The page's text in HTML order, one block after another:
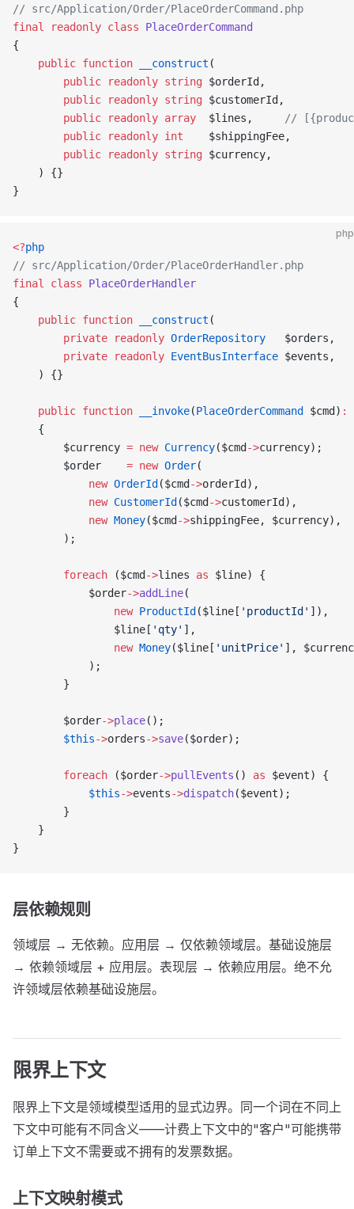
// src/Application/Order/PlaceOrderCommand.php
final
readonly class PlaceOrderCommand
{
    public
function __construct (
        public
readonly string $orderId,
        public
readonly string $customerId,
        public
readonly array
  $lines,
//
        public
readonly int
    $shippingFee,
        public
readonly string $currency,
    ) {}
}
php
<?php
// src/Application/Order/PlaceOrderHandler.php
final
class PlaceOrderHandler
{
    public
function __construct (
        private
readonly OrderRepository
   $orders,
        private
readonly EventBusInterface $events,
    ) {}
    public
function __invoke(PlaceOrderCommand $cmd) :
    {
        $currency
= new Currency($cmd ->currency);
        $order
= new Order(
            new
OrderId ($cmd ->orderId),
            new
CustomerId ($cmd ->customerId),
            new
Money($cmd ->shippingFee, $currency),
        );
        foreach
($cmd ->lines as $line) {
            $order
->addLine(
                new
ProductId ($line[ 'productId' ]),
                $line[
'qty' ],
                new
Money($line[ 'unitPrice' ],
            );
        }
        $order
->place();
        $this
->orders->save($order);
        foreach
($order->pullEvents () as $event) {
            $this
->events->dispatch($event);
        }
    }
}
层依赖规则
领域层 → 无依赖。应用层 → 仅依赖领域层。基础设施层
→ 依赖领域层 + 应用层。表现层 → 依赖应用层。绝不允
许领域层依赖基础设施层。
限界上下文
限界上下文是领域模型适用的显式边界。同一个词在不同上
下文中可能有不同含义——计费上下文中的"客户"可能携带
订单上下文不需要或不拥有的发票数据。
上下文映射模式